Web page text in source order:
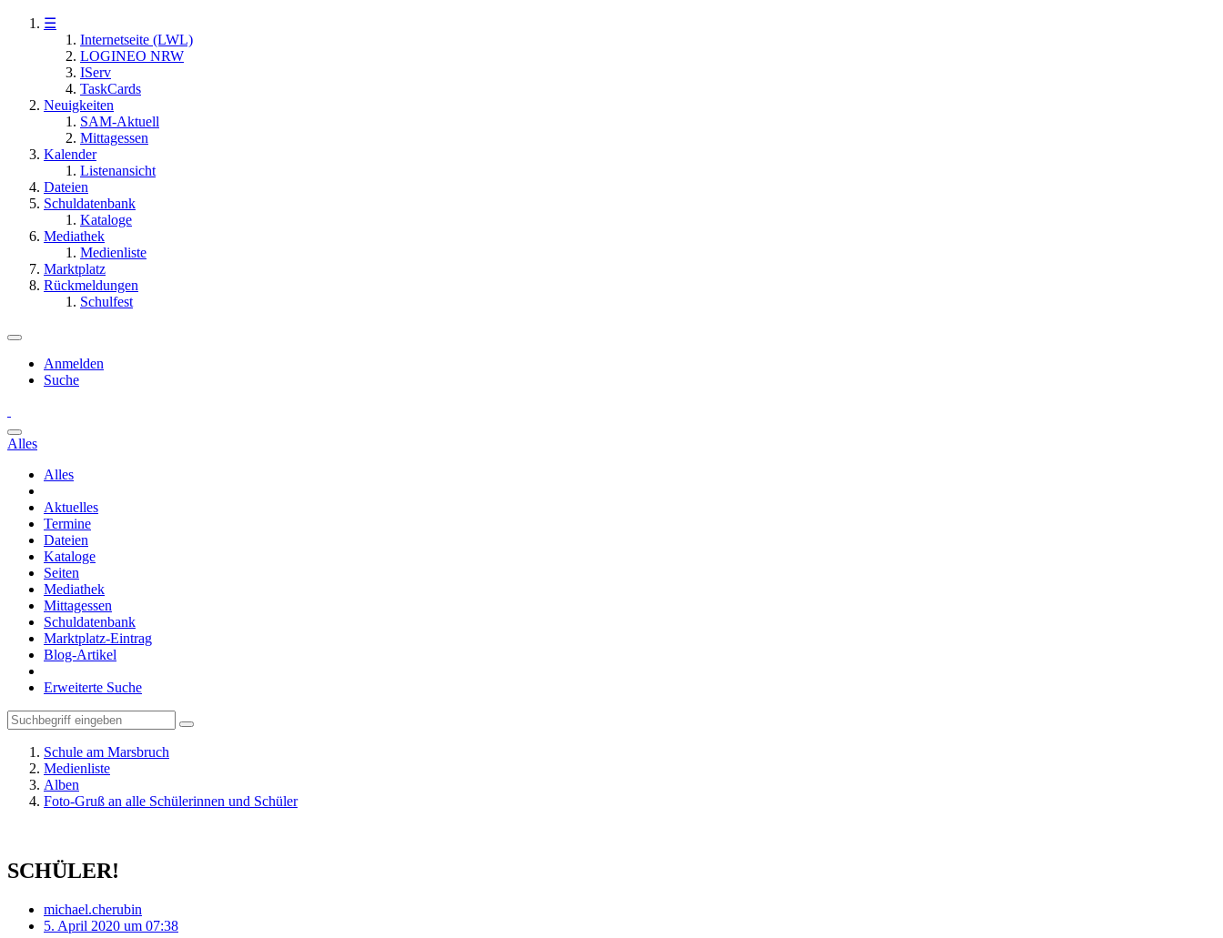
☰
Internetseite (LWL)
LOGINEO NRW
IServ
TaskCards
Neuigkeiten
SAM-Aktuell
Mittagessen
Kalender
Listenansicht
Dateien
Schuldatenbank
Kataloge
Mediathek
Medienliste
Marktplatz
Rückmeldungen
Schulfest
Anmelden
Suche
Alles
Alles
Aktuelles
Termine
Dateien
Kataloge
Seiten
Mediathek
Mittagessen
Schuldatenbank
Marktplatz-Eintrag
Blog-Artikel
Erweiterte Suche
Schule am Marsbruch
Medienliste
Alben
Foto-Gruß an alle Schülerinnen und Schüler
SCHÜLER!
michael.cherubin
5. April 2020 um 07:38